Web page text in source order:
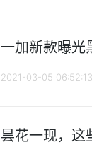
一加新款曝光
2021-03-05 06:52:13
昙花一现，这